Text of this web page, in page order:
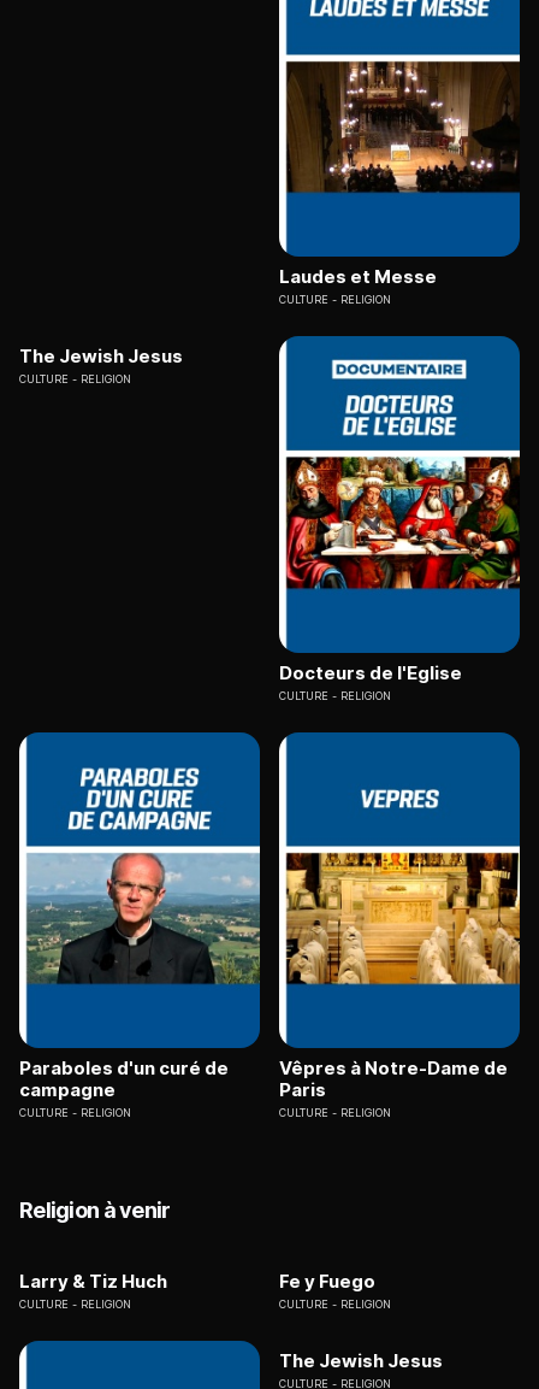
Laudes et Messe
CULTURE RELIGION
The Jewish Jesus
CULTURE RELIGION
Docteurs de l'Eglise
CULTURE RELIGION
Paraboles d'un curé de
campagne
CULTURE RELIGION
Vêpres à Notre-Dame de
Paris
CULTURE RELIGION
Religion à venir
Larry & Tiz Huch
CULTURE RELIGION
Fe y Fuego
CULTURE RELIGION
The Jewish Jesus
CULTURE RELIGION